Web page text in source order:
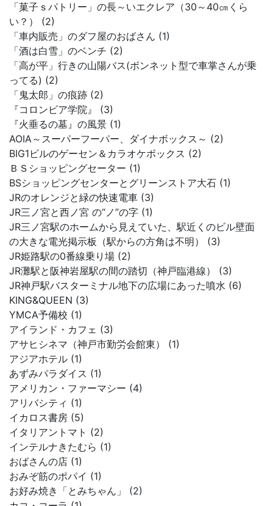
「菓子ｓパトリー」の長～いエクレア（30～40㎝くら
い？） (2)
「車内販売」のダフ屋のおばさん (1)
「酒は白雪」のベンチ (2)
「高が平」行きの山陽バス(ボンネット型で車掌さんが乗
ってる) (2)
「鬼太郎」の痕跡 (2)
『コロンビア学院』 (3)
『火垂るの墓』の風景 (1)
AOIA～スーパーフーパー、ダイナボックス～ (2)
BIG1ビルのゲーセン＆カラオケボックス (2)
ＢＳショッピングセーター (1)
BSショッピングセンターとグリーンストア大石 (1)
JRのオレンジと緑の快速電車 (3)
JR三ノ宮と西ノ宮 の“ノ”の字 (1)
JR三ノ宮駅のホームから見えていた、駅近くのビル壁面
の大きな電光掲示板（駅からの方角は不明） (3)
JR姫路駅の0番線乗り場 (2)
JR灘駅と阪神岩屋駅の間の踏切（神戸臨港線） (3)
JR神戸駅バスターミナル地下の広場にあった噴水 (6)
KING&QUEEN (3)
YMCA予備校 (1)
アイランド・カフェ (3)
アサヒシネマ（神戸市勤労会館東） (1)
アジアホテル (1)
あずみパラダイス (1)
アメリカン・ファーマシー (4)
アリバシティ (1)
イカロス書房 (5)
イタリアントマト (2)
インテルナきたむら (1)
おばさんの店 (1)
おみぞ筋のポパイ (1)
お好み焼き「とみちゃん」 (2)